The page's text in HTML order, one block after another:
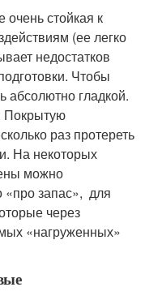
стойкая к
(ее легко
недостатков
Чтобы
абсолютно гладкой.
Покрытую
раз протереть
На некоторых
можно
«про запас», для
через
«нагруженных»